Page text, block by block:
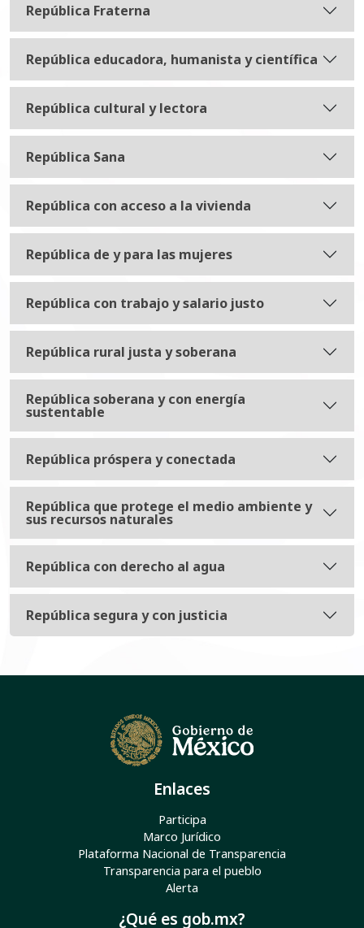
República Fraterna
República educadora, humanista y científica
República cultural y lectora
República Sana
República con acceso a la vivienda
República de y para las mujeres
República con trabajo y salario justo
República rural justa y soberana
República soberana y con energía
sustentable
República próspera y conectada
República que protege el medio ambiente y
sus recursos naturales
República con derecho al agua
República segura y con justicia
Enlaces
Participa
Marco Jurídico
Plataforma Nacional de Transparencia
Transparencia para el pueblo
Alerta
¿Qué es gob.mx?